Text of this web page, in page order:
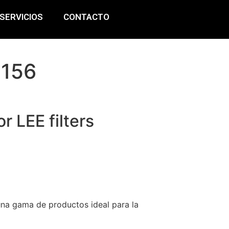
SERVICIOS CONTACTO
LEE filters
gama de productos ideal para la